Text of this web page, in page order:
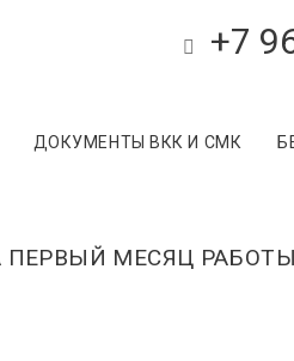
+7
ДОКУМЕНТЫ ВКК И СМК
МЕСЯЦ